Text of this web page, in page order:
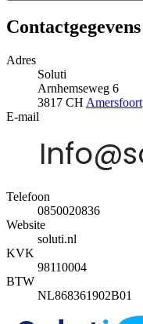
Contactgegevens
Adres
Soluti
Arnhemseweg 6
3817 CH Amersfoort
E-mail
Telefoon
0850020836
Website
soluti.nl
KVK
98110004
BTW
NL868361902B01